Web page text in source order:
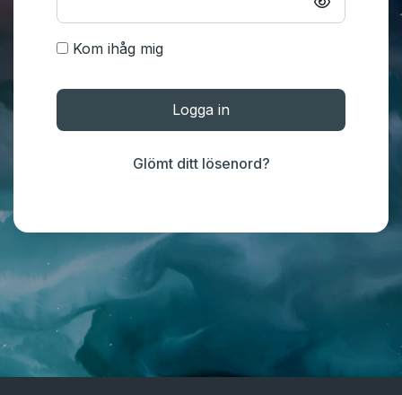
Kom ihåg mig
Logga in
Glömt ditt lösenord?